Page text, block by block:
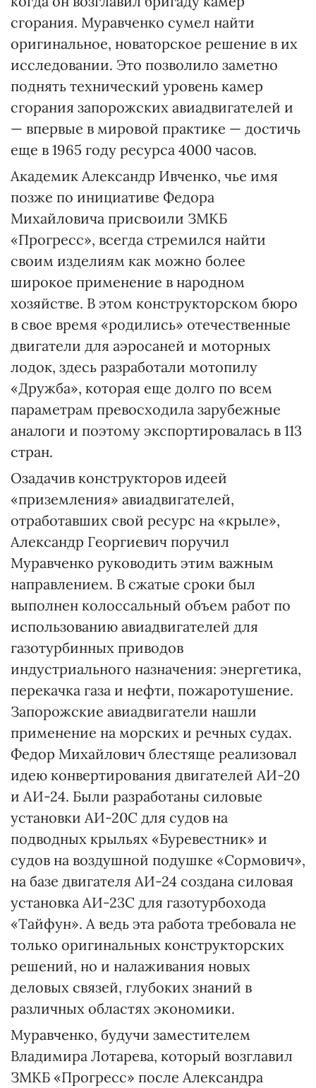
сгорания. Муравченко сумел найти
оригинальное, новаторское решение в их
исследовании. Это позволило заметно
поднять технический уровень камер
сгорания запорожских авиадвигателей и
— впервые в мировой практике — достичь
еще в 1965 году ресурса 4000 часов.
Академик Александр Ивченко, чье имя
позже по инициативе Федора
Михайловича присвоили ЗМКБ
«Прогресс», всегда стремился найти
своим изделиям как можно более
широкое применение в народном
хозяйстве. В этом конструкторском бюро
в свое время «родились» отечественные
двигатели для аэросаней и моторных
лодок, здесь разработали мотопилу
«Дружба», которая еще долго по всем
параметрам превосходила зарубежные
аналоги и поэтому экспортировалась в 113
стран.
Озадачив конструкторов идеей
«приземления» авиадвигателей,
отработавших свой ресурс на «крыле»,
Александр Георгиевич поручил
Муравченко руководить этим важным
направлением. В сжатые сроки был
выполнен колоссальный объем работ по
использованию авиадвигателей для
газотурбинных приводов
индустриального назначения: энергетика,
перекачка газа и нефти, пожаротушение.
Запорожские авиадвигатели нашли
применение на морских и речных судах.
Федор Михайлович блестяще реализовал
идею конвертирования двигателей АИ-20
и АИ-24. Были разработаны силовые
установки АИ-20С для судов на
подводных крыльях «Буревестник» и
судов на воздушной подушке «Сормович»,
на базе двигателя АИ-24 создана силовая
установка АИ-23С для газотурбохода
«Тайфун». А ведь эта работа требовала не
только оригинальных конструкторских
решений, но и налаживания новых
деловых связей, глубоких знаний в
различных областях экономики.
Муравченко, будучи заместителем
Владимира Лотарева, который возглавил
ЗМКБ «Прогресс» после Александра